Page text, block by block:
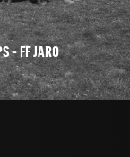
– FF JARO